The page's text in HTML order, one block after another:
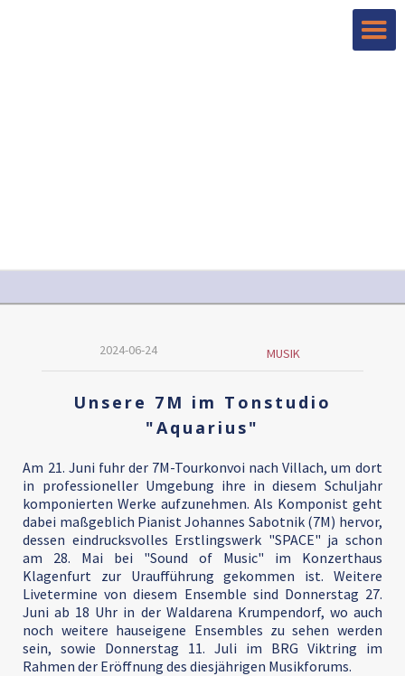
2024-06-24 MUSIK
Unsere 7M im Tonstudio
"Aquarius"
Am 21. Juni fuhr der 7M-Tourkonvoi nach Villach, um dort
in professioneller Umgebung ihre in diesem Schuljahr
komponierten Werke aufzunehmen. Als Komponist geht
dabei maßgeblich Pianist Johannes Sabotnik (7M) hervor,
dessen eindrucksvolles Erstlingswerk "SPACE" ja schon
am 28. Mai bei "Sound of Music" im Konzerthaus
Klagenfurt zur Uraufführung gekommen ist. Weitere
Livetermine von diesem Ensemble sind Donnerstag 27.
Juni ab 18 Uhr in der Waldarena Krumpendorf, wo auch
noch weitere hauseigene Ensembles zu sehen werden
sein, sowie Donnerstag 11. Juli im BRG Viktring im
Rahmen der Eröffnung des diesjährigen Musikforums.